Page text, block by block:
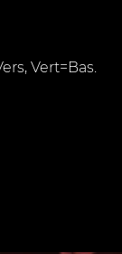
Vert=Bas.